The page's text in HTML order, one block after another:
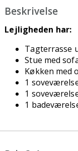
Beskrivelse
Lejligheden har:
Tagterrasse
Stue med
Køkken med
1
1
1